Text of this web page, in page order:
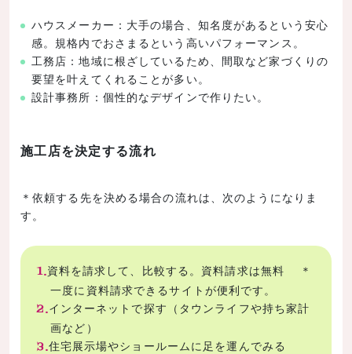
ハウスメーカー：大手の場合、知名度があるという安心
感。規格内でおさまるという高いパフォーマンス。
工務店：地域に根ざしているため、間取など家づくりの
要望を叶えてくれることが多い。
設計事務所：個性的なデザインで作りたい。
施工店を決定する流れ
＊依頼する先を決める場合の流れは、次のようになりま
す。
資料を請求して、比較する。資料請求は無料 ＊
一度に資料請求できるサイトが便利です。
インターネットで探す（タウンライフや持ち家計
画など）
住宅展示場やショールームに足を運んでみる